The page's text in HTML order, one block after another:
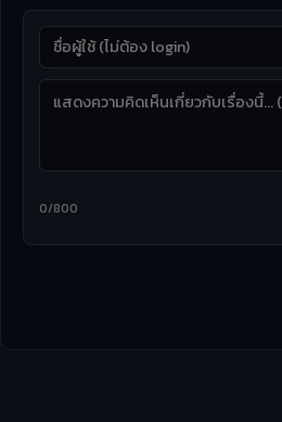
0/800